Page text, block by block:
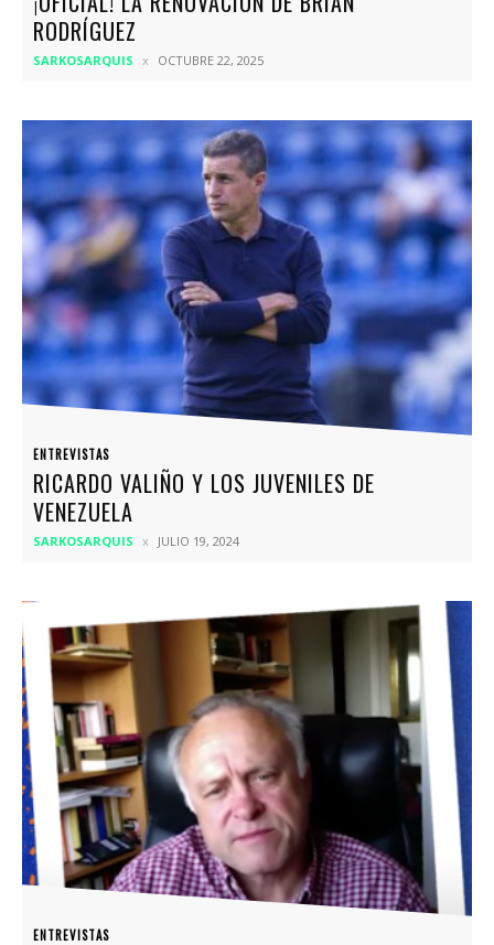
RODRÍGUEZ
SARKOSARQUIS OCTUBRE 22, 2025
ENTREVISTAS
RICARDO VALIÑO Y LOS JUVENILES DE
VENEZUELA
SARKOSARQUIS JULIO 19, 2024
ENTREVISTAS